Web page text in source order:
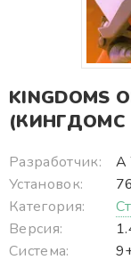
KINGDOMS
Разработчик:
A
Установок:
Категория:
Версия:
Система: